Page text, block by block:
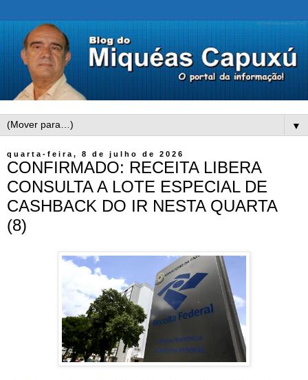
▼
quarta-feira, 8 de julho de 2026
CONFIRMADO: RECEITA LIBERA
CONSULTA A LOTE ESPECIAL DE
CASHBACK DO IR NESTA QUARTA
(8)